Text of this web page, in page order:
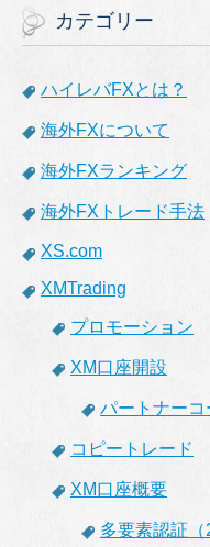
カテゴリー
ハイレバFXとは？
海外FXについて
海外FXランキング
海外FXトレード手法
XS.com
XMTrading
プロモーション
XM口座開設
パートナーコ
コピートレード
XM口座概要
多要素認証（